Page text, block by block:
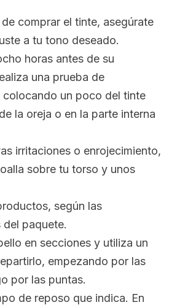
comprar el tinte, asegúrate
a tu tono deseado.
horas antes de su
una prueba de
colocando un poco del tinte
la oreja o en la parte interna
irritaciones o enrojecimiento,
sobre tu torso y unos
según las
paquete.
en secciones y utiliza un
empezando por las
por las puntas.
de reposo que indica. En